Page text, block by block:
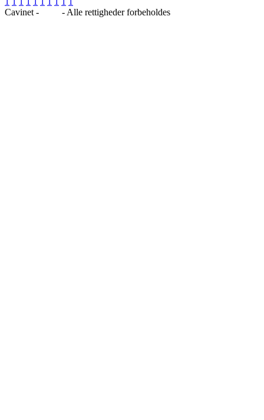
Cavinet -
- Alle rettigheder forbeholdes